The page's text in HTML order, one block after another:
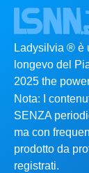
Ladysilvia ® è
longevo del
2025 the
Nota: I
SENZA
ma con
prodotto da
registrati.